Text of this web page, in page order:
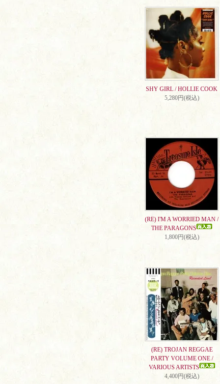
SHY GIRL / HOLLIE COOK
5,280円(税込)
(RE) I'M A WORRIED MAN /
THE PARAGONS
1,800円(税込)
(RE) TROJAN REGGAE
PARTY VOLUME ONE /
VARIOUS ARTISTS
4,400円(税込)